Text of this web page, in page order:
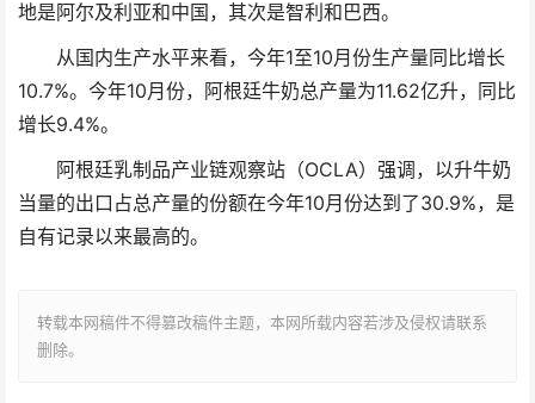
地是阿尔及利亚和中国，其次是智利和巴西。
从国内生产水平来看，今年1至10月份生产量同比增长
10.7%。今年10月份，阿根廷牛奶总产量为11.62亿升，同比
增长9.4%。
阿根廷乳制品产业链观察站（OCLA）强调，以升牛奶
当量的出口占总产量的份额在今年10月份达到了30.9%，是
自有记录以来最高的。
转载本网稿件不得篡改稿件主题，本网所载内容若涉及侵权请联系
删除。